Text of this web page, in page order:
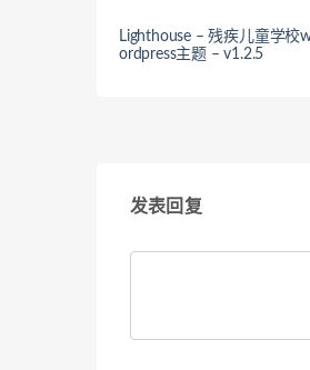
Lighthouse – 残疾儿童学校
ordpress主题 – v1.2.5
发表回复